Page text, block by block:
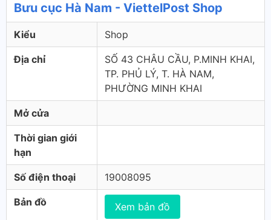
Bưu cục Hà Nam - ViettelPost Shop
Kiểu Shop
Địa chỉ
SỐ 43 CHÂU CẦU, P.MINH KHAI,
TP. PHỦ LÝ, T. HÀ NAM,
PHƯỜNG MINH KHAI
Mở cửa
Thời gian giới
hạn
Số điện thoại 19008095
Bản đồ Xem bản đồ